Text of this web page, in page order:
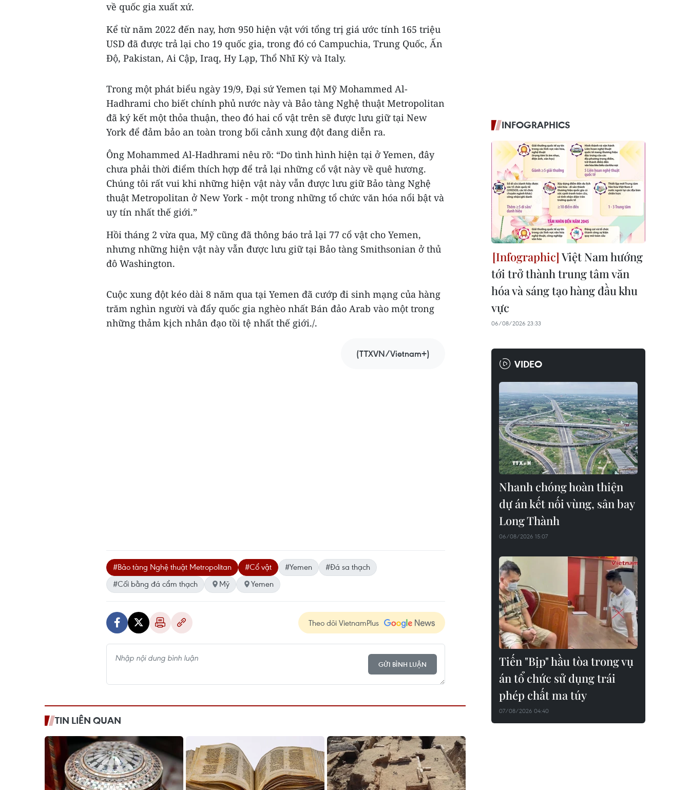
về quốc gia xuất xứ.
Kể từ năm 2022 đến nay, hơn 950 hiện vật với tổng trị giá ước tính 165 triệu
USD đã được trả lại cho 19 quốc gia, trong đó có Campuchia, Trung Quốc, Ấn
Độ, Pakistan, Ai Cập, Iraq, Hy Lạp, Thổ Nhĩ Kỳ và Italy.
Trong một phát biểu ngày 19/9, Đại sứ Yemen tại Mỹ Mohammed Al-
Hadhrami cho biết chính phủ nước này và Bảo tàng Nghệ thuật Metropolitan
đã ký kết một thỏa thuận, theo đó hai cổ vật trên sẽ được lưu giữ tại New
York để đảm bảo an toàn trong bối cảnh xung đột đang diễn ra.
Ông Mohammed Al-Hadhrami nêu rõ: “Do tình hình hiện tại ở Yemen, đây
chưa phải thời điểm thích hợp để trả lại những cổ vật này về quê hương.
Chúng tôi rất vui khi những hiện vật này vẫn được lưu giữ Bảo tàng Nghệ
thuật Metropolitan ở New York - một trong những tổ chức văn hóa nổi bật và
uy tín nhất thế giới.”
Hồi tháng 2 vừa qua, Mỹ cũng đã thông báo trả lại 77 cổ vật cho Yemen,
nhưng những hiện vật này vẫn được lưu giữ tại Bảo tàng Smithsonian ở thủ
đô Washington.
Cuộc xung đột kéo dài 8 năm qua tại Yemen đã cướp đi sinh mạng của hàng
trăm nghìn người và đẩy quốc gia nghèo nhất Bán đảo Arab vào một trong
những thảm kịch nhân đạo tồi tệ nhất thế giới./.
(TTXVN/Vietnam+)
#Bảo tàng Nghệ thuật Metropolitan #Cổ vật #Yemen
#Đá sa thạch
#Cối bằng đá cẩm thạch
Mỹ Yemen
Theo dõi VietnamPlus
GỬI BÌNH LUẬN
TIN LIÊN QUAN
INFOGRAPHICS
Việt Nam hướng
tới trở thành trung tâm văn
hóa và sáng tạo hàng đầu khu
vực
06/08/2026 23:33
VIDEO
Nhanh chóng hoàn thiện
dự án kết nối vùng, sân bay
Long Thành
06/08/2026 15:07
Tiến "Bịp" hầu tòa trong vụ
án tổ chức sử dụng trái
phép chất ma túy
07/08/2026 04:40